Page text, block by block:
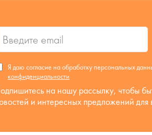
Я даю согласие на обработку персональных
конфиденциальности
на нашу рассылку, чтобы
и интересных предложений